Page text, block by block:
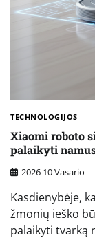
TECHNOLOGIJOS
Xiaomi roboto
palaikyti
2026 10 Vasario
Kasdienybėje,
žmonių ieško
palaikyti tvarką